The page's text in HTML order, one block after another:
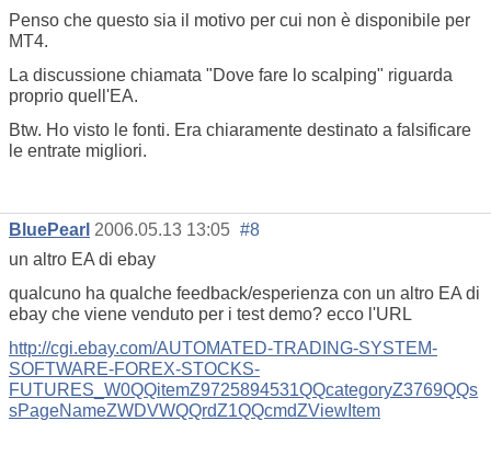
Penso che questo sia il motivo per cui non è disponibile per
MT4.
La discussione chiamata "Dove fare lo scalping" riguarda
proprio quell'EA.
Btw. Ho visto le fonti. Era chiaramente destinato a falsificare
le entrate migliori.
BluePearl 2006.05.13 13:05 #8
un altro EA di ebay
qualcuno ha qualche feedback/esperienza con un altro EA di
ebay che viene venduto per i test demo? ecco l'URL
http://cgi.ebay.com/AUTOMATED-TRADING-SYSTEM-
SOFTWARE-FOREX-STOCKS-
FUTURES_W0QQitemZ9725894531QQcategoryZ3769QQs
sPageNameZWDVWQQrdZ1QQcmdZViewItem